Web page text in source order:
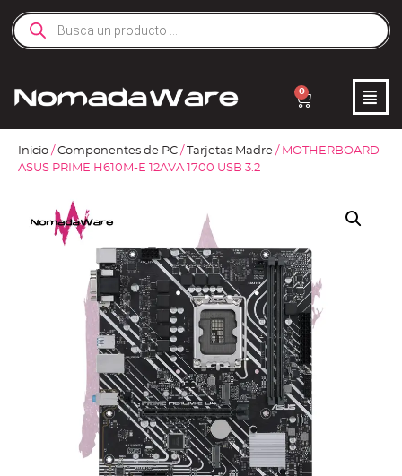
0
Inicio / Componentes de PC / Tarjetas Madre / MOTHERBOARD
ASUS PRIME H610M-E 12AVA 1700 USB 3.2